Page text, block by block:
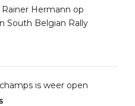
Rainer Hermann op
South Belgian Rally
is weer open